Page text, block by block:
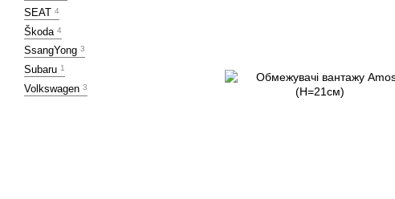
SEAT 4
Škoda 4
SsangYong 3
Subaru 1
Volkswagen 3